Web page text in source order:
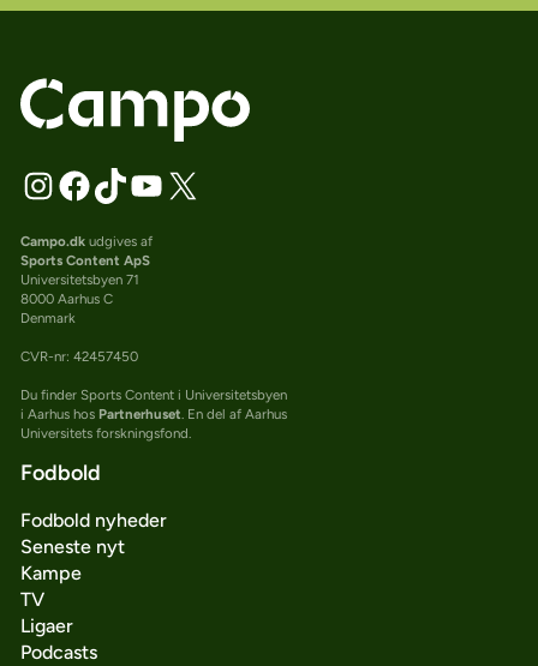
Campo.dkudgives af
Sports Content ApS
Universitetsbyen 71
8000 Aarhus C
Denmark
CVR-nr: 42457450
Du finder Sports Content i Universitetsbyen
i Aarhus hos Partnerhuset. En del af Aarhus
Universitets forskningsfond.
Fodbold
Fodbold nyheder
Seneste nyt
Kampe
TV
Ligaer
Podcasts